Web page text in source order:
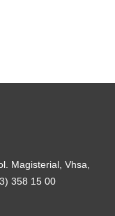
Magisterial, Vhsa,
358 15 00